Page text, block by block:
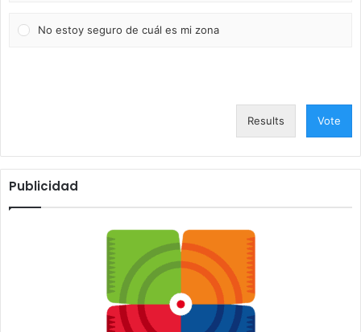
No estoy seguro de cuál es mi zona
Results Vote
Publicidad